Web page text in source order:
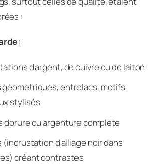
:
:
d'argent, de cuivre ou de laiton
entrelacs, motifs
stylisés
dorure ou argenture complète
(incrustation d'alliage noir dans
créant contrastes